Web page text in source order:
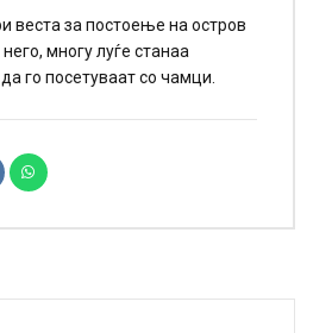
веста за постоење на остров
многу луѓе станаа
го посетуваат со чамци.